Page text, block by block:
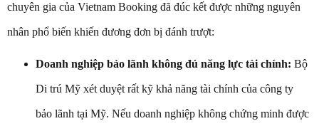
chuyên gia của Vietnam Booking đã đúc kết được những nguyên
nhân phổ biến khiến đương đơn bị đánh trượt:
Doanh nghiệp bảo lãnh không đủ năng lực tài chính: Bộ
Di trú Mỹ xét duyệt rất kỹ khả năng tài chính của công ty
bảo lãnh tại Mỹ. Nếu doanh nghiệp không chứng minh được